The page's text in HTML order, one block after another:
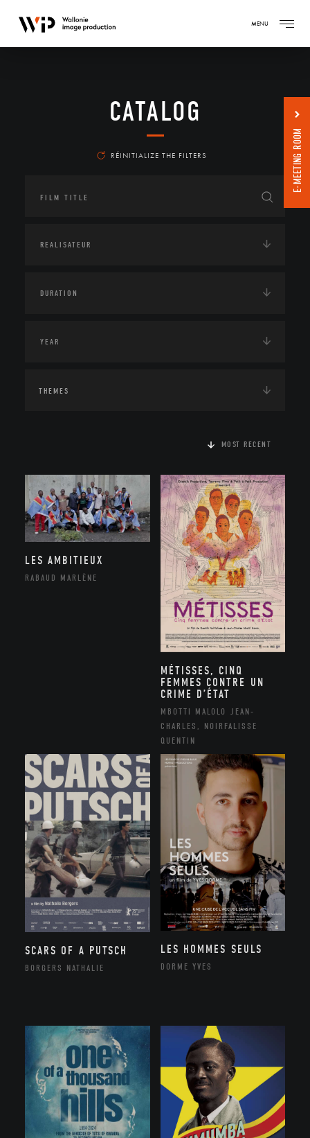
MENU
CATALOG
RÉINITIALIZE THE FILTERS
THEMES
MOST RECENT
LES AMBITIEUX
RABAUD MARLÈNE
MÉTISSES, CINQ
FEMMES CONTRE UN
CRIME D’ÉTAT
MBOTTI MALOLO JEAN-
CHARLES, NOIRFALISSE
QUENTIN
SCARS OF A PUTSCH
BORGERS NATHALIE
LES HOMMES SEULS
DORME YVES
E-MEETING ROOM